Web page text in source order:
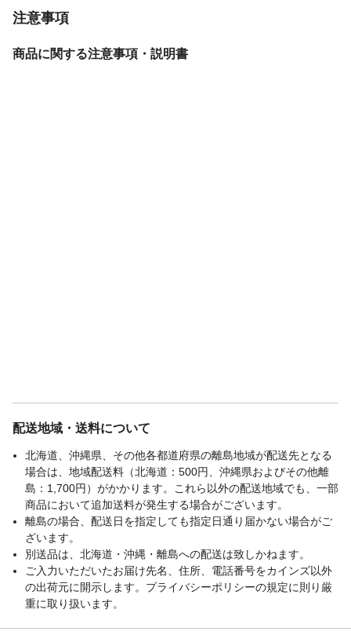
注意事項
商品に関する注意事項・説明書
配送地域・送料について
北海道、沖縄県、その他各都道府県の離島地域が配送先となる
場合は、地域配送料（北海道：500円、沖縄県およびその他離
島：1,700円）がかかります。これら以外の配送地域でも、一部
商品において追加送料が発生する場合がございます。
離島の場合、配送日を指定しても指定日通り届かない場合がご
ざいます。
別送品は、北海道・沖縄・離島への配送は致しかねます。
ご入力いただいたお届け先名、住所、電話番号をカインズ以外
の出荷元に開示します。プライバシーポリシーの規定に則り厳
重に取り扱います。